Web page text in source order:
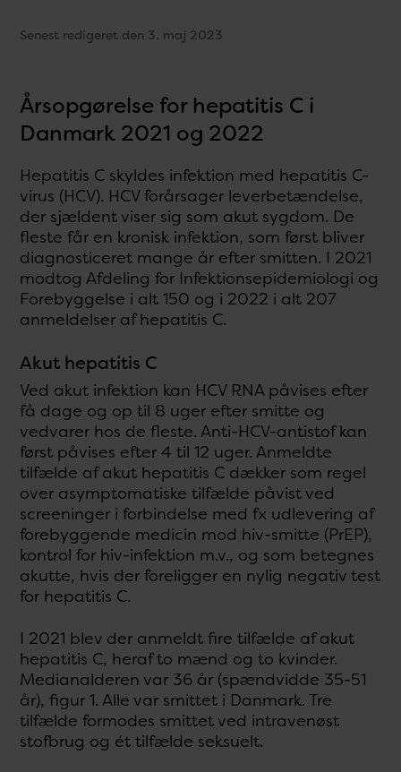
Senest redigeret den 3. maj 2023
Årsopgørelse for hepatitis C i
Danmark 2021 og 2022
Hepatitis C skyldes infektion med hepatitis C-
virus (HCV). HCV forårsager leverbetændelse,
der sjældent viser sig som akut sygdom. De
fleste får en kronisk infektion, som først bliver
diagnosticeret mange år efter smitten. I 2021
modtog Afdeling for Infektionsepidemiologi og
Forebyggelse i alt 150 og i 2022 i alt 207
anmeldelser af hepatitis C.
Akut hepatitis C
Ved akut infektion kan HCV RNA påvises efter
få dage og op til 8 uger efter smitte og
vedvarer hos de fleste. Anti-HCV-antistof kan
først påvises efter 4 til 12 uger. Anmeldte
tilfælde af akut hepatitis C dækker som regel
over asymptomatiske tilfælde påvist ved
screeninger i forbindelse med fx udlevering af
forebyggende medicin mod hiv-smitte (PrEP),
kontrol for hiv-infektion m.v., og som betegnes
akutte, hvis der foreligger en nylig negativ test
for hepatitis C.
I 2021 blev der anmeldt fire tilfælde af akut
hepatitis C, heraf to mænd og to kvinder.
Medianalderen var 36 år (spændvidde 35-51
år), figur 1. Alle var smittet i Danmark. Tre
tilfælde formodes smittet ved intravenøst
stofbrug og ét tilfælde seksuelt.